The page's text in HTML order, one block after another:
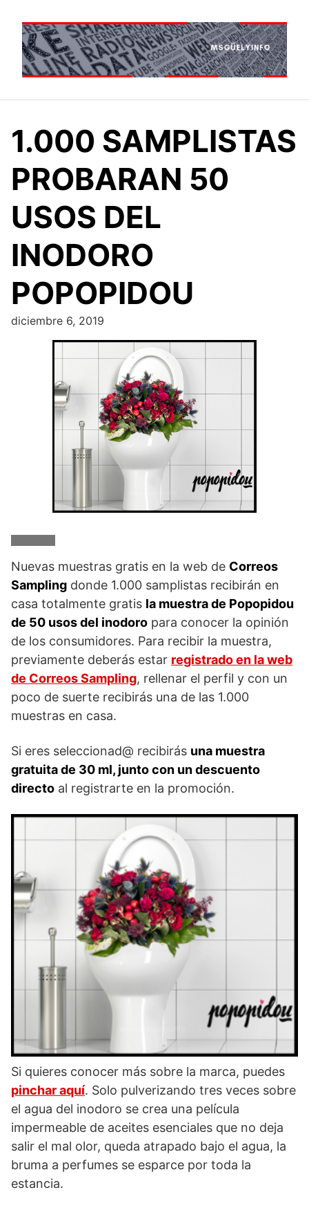
contenido
1.000 SAMPLISTAS
PROBARAN 50
USOS DEL
INODORO
POPOPIDOU
diciembre 6, 2019
Nuevas muestras gratis en la web de Correos
Sampling donde 1.000 samplistas recibirán en
casa totalmente gratis la muestra de Popopidou
de 50 usos del inodoro para conocer la opinión
de los consumidores. Para recibir la muestra,
previamente deberás estar registrado en la web
de Correos Sampling, rellenar el perfil y con un
poco de suerte recibirás una de las 1.000
muestras en casa.
Si eres seleccionad@ recibirás una muestra
gratuita de 30 ml, junto con un descuento
directo al registrarte en la promoción.
Si quieres conocer más sobre la marca, puedes
pinchar aquí. Solo pulverizando tres veces sobre
el agua del inodoro se crea una película
impermeable de aceites esenciales que no deja
salir el mal olor, queda atrapado bajo el agua, la
bruma a perfumes se esparce por toda la
estancia.